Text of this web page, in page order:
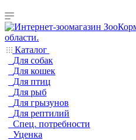
Каталог
Для собак
Для кошек
Для птиц
Для рыб
Для грызунов
Для рептилий
Спец. потребности
Уценка